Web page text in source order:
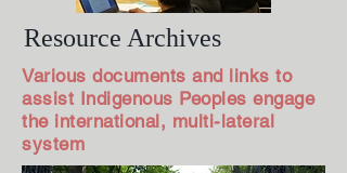
Resource Archives
Various documents and links to
assist Indigenous Peoples engage
the international, multi-lateral
system